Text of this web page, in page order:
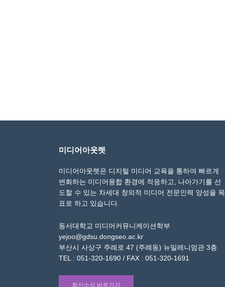
미디어아웃렛
미디어아웃렛은 디지털 미디어 교육을 통하여 빠르게
변화하는 미디어융합 환경에 적응하고, 나아가기를 선
도할 수 있는 차세대 창의적 미디어 전문인력 양성을 목
표로 하고 있습니다.
동서대학교 미디어커뮤니케이션학부
yejoo@gdsu.dongseo.ac.kr
부산시 사상구 주례로 47 (주례동) 뉴밀레니엄관 3층
TEL : 051-320-1690 / FAX : 051-320-1691
최신소식 바로가기